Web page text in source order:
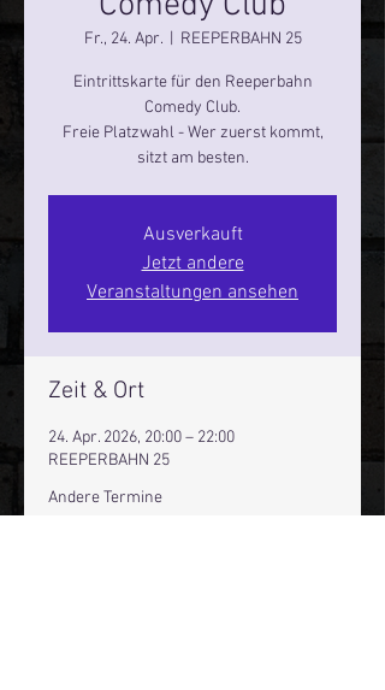
Fr., 24. Apr.
  |
REEPERBAHN 25
Eintrittskarte für den Reeperbahn
Comedy Club.
Freie Platzwahl - Wer zuerst kommt,
sitzt am besten.
Ausverkauft
Jetzt andere
Veranstaltungen ansehen
Zeit & Ort
24. Apr. 2026, 20:00 – 22:00
REEPERBAHN 25
Andere Termine